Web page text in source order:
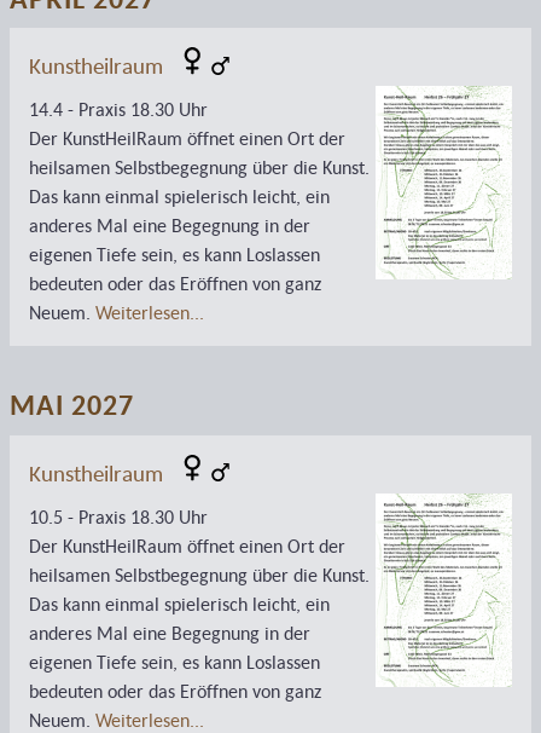
Kunstheilraum
14.4 - Praxis 18.30 Uhr
Der KunstHeilRaum öffnet einen Ort der
heilsamen Selbstbegegnung über die Kunst.
Das kann einmal spielerisch leicht, ein
anderes Mal eine Begegnung in der
eigenen Tiefe sein, es kann Loslassen
bedeuten oder das Eröffnen von ganz
Neuem. Weiterlesen...
MAI 2027
Kunstheilraum
10.5 - Praxis 18.30 Uhr
Der KunstHeilRaum öffnet einen Ort der
heilsamen Selbstbegegnung über die Kunst.
Das kann einmal spielerisch leicht, ein
anderes Mal eine Begegnung in der
eigenen Tiefe sein, es kann Loslassen
bedeuten oder das Eröffnen von ganz
Neuem. Weiterlesen...